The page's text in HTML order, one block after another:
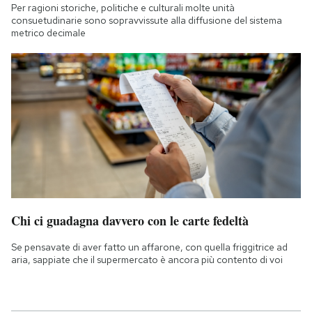
Per ragioni storiche, politiche e culturali molte unità
consuetudinarie sono sopravvissute alla diffusione del sistema
metrico decimale
Chi ci guadagna davvero con le carte fedeltà
Se pensavate di aver fatto un affarone, con quella friggitrice ad
aria, sappiate che il supermercato è ancora più contento di voi